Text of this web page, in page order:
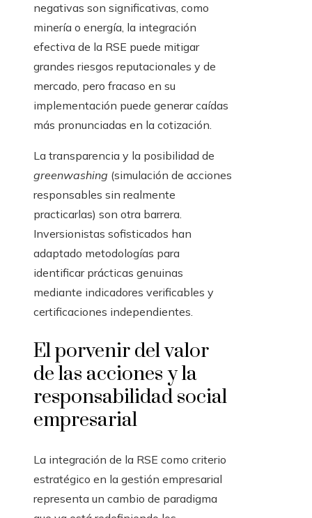
negativas son significativas, como
minería o energía, la integración
efectiva de la RSE puede mitigar
grandes riesgos reputacionales y de
mercado, pero fracaso en su
implementación puede generar caídas
más pronunciadas en la cotización.
La transparencia y la posibilidad de
greenwashing (simulación de acciones
responsables sin realmente
practicarlas) son otra barrera.
Inversionistas sofisticados han
adaptado metodologías para
identificar prácticas genuinas
mediante indicadores verificables y
certificaciones independientes.
El porvenir del valor
de las acciones y la
responsabilidad social
empresarial
La integración de la RSE como criterio
estratégico en la gestión empresarial
representa un cambio de paradigma